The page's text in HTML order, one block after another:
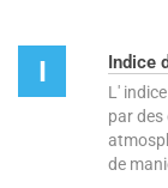
I Indice
L'
par
de